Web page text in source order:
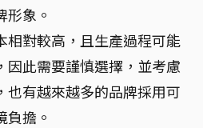
象。
相對較高，且生產過程可能
因此需要謹慎選擇，並考慮
也有越來越多的品牌採用可
負擔。